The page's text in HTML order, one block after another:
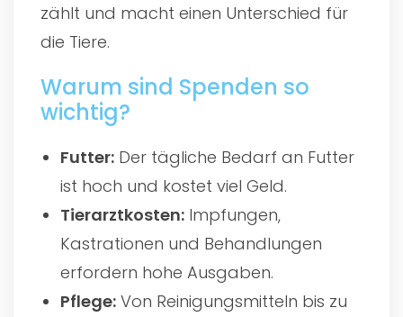
zählt und macht einen Unterschied für
die Tiere.
Warum sind Spenden so
wichtig?
Futter: Der tägliche Bedarf an Futter
ist hoch und kostet viel Geld.
Tierarztkosten: Impfungen,
Kastrationen und Behandlungen
erfordern hohe Ausgaben.
Pflege: Von Reinigungsmitteln bis zu